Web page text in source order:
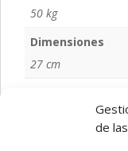
de
50 kg
Dimensiones
27 cm
AZUL, NATURAL,